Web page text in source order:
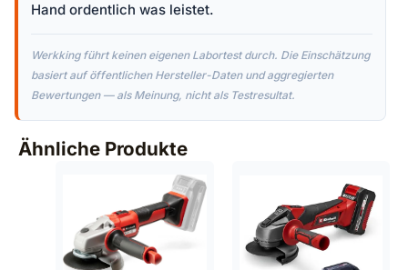
Hand ordentlich was leistet.
Werkking führt keinen eigenen Labortest durch. Die Einschätzung
basiert auf öffentlichen Hersteller-Daten und aggregierten
Bewertungen — als Meinung, nicht als Testresultat.
Ähnliche Produkte